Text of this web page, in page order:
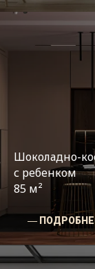
Шоколадно-
с ребенком
85 м²
―